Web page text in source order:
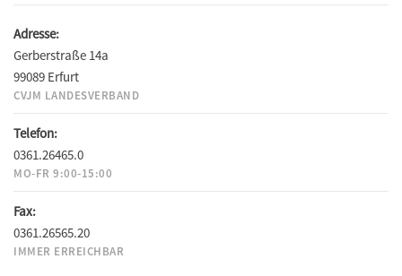
Adresse:
Gerberstraße 14a
99089 Erfurt
CVJM LANDESVERBAND
Telefon:
0361.26465.0
MO-FR 9:00-15:00
Fax:
0361.26565.20
IMMER ERREICHBAR